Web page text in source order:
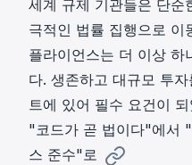
세계 규제 기관들은 단순
극적인 법률 집행으로 이
플라이언스는 더 이상 하
다. 생존하고 대규모 투
트에 있어 필수 요건이
"코드가 곧 법이다"에서
스 준수"로